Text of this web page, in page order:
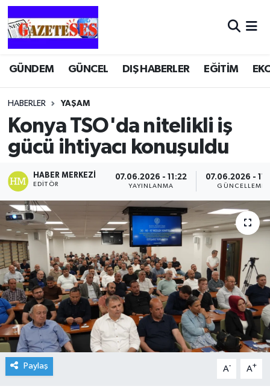
GÜNDEM GÜNCEL DIŞ HABERLER EĞİTİM
HABERLER YAŞAM
Konya TSO'da nitelikli iş
gücü ihtiyacı konuşuldu
HABER MERKEZI
EDITÖR
07.06.2026 - 11:22
YAYINLANMA
07.06.2026 -
GÜNCELLEME
Paylaş A- A+